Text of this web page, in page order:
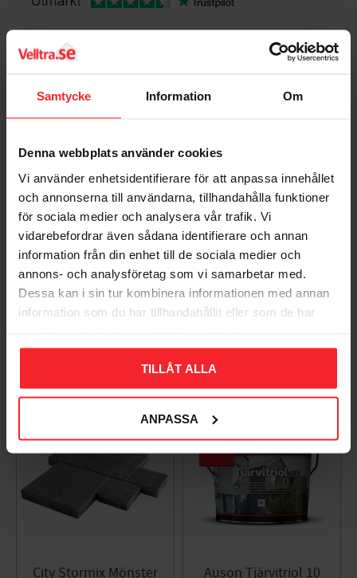
Samtycke Information Om
Denna webbplats använder cookies
Vi använder enhetsidentifierare för att anpassa innehållet
och annonserna till användarna, tillhandahålla funktioner
för sociala medier och analysera vår trafik. Vi
vidarebefordrar även sådana identifierare och annan
information från din enhet till de sociala medier och
annons- och analysföretag som vi samarbetar med.
Dessa kan i sin tur kombinera informationen med annan
information som du har tillhandahållit eller som de har
TILLÅT ALLA
ANPASSA
Populära produkter
Takpanna Palema 2-
kupig Candor Benders
003983062
Lägg till i favoriter
Trägolv Massiv Furu
Modern Extra Vit,
Baseco
BA32272
588KR
City Stormix Mönster
Auson Tjärvitriol 10
17